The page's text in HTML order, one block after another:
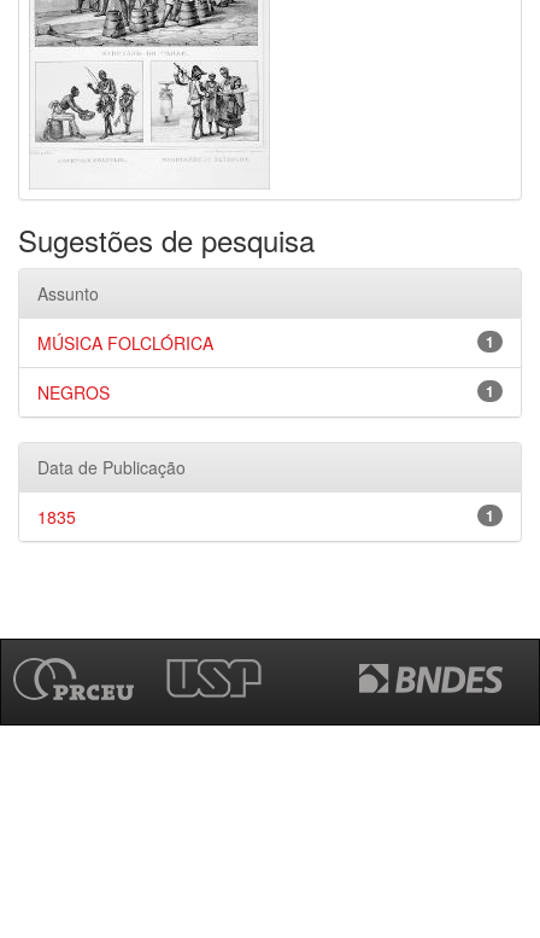
Sugestões de pesquisa
Assunto
1
MÚSICA FOLCLÓRICA
1
NEGROS
Data de Publicação
1
1835